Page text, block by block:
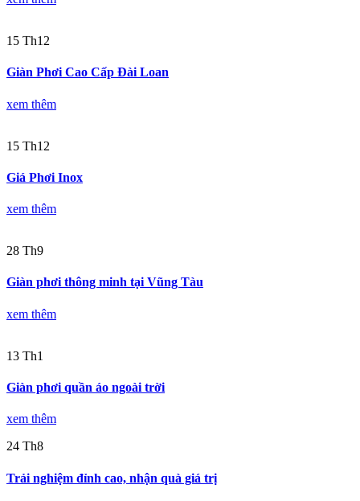
15 Th12
Giàn Phơi Cao Cấp Đài Loan
xem thêm
15 Th12
Giá Phơi Inox
xem thêm
28 Th9
Giàn phơi thông minh tại Vũng Tàu
xem thêm
13 Th1
Giàn phơi quần áo ngoài trời
xem thêm
24 Th8
Trải nghiệm đỉnh cao, nhận quà giá trị